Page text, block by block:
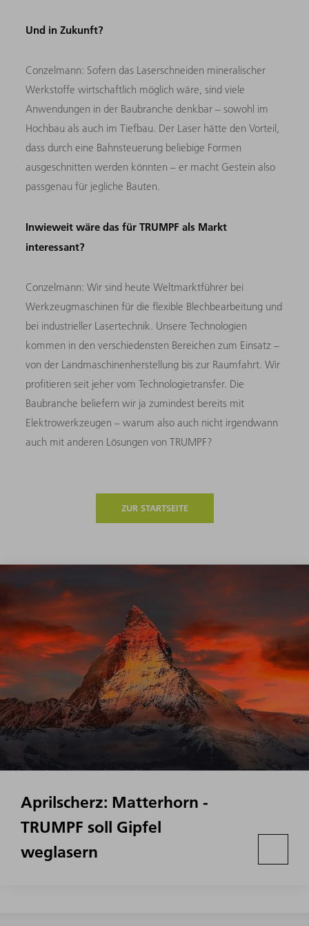
Und in Zukunft?
Conzelmann: Sofern das Laserschneiden mineralischer
Werkstoffe wirtschaftlich möglich wäre, sind viele
Anwendungen in der Baubranche denkbar – sowohl im
Hochbau als auch im Tiefbau. Der Laser hätte den Vorteil,
dass durch eine Bahnsteuerung beliebige Formen
ausgeschnitten werden könnten – er macht Gestein also
passgenau für jegliche Bauten.
Inwieweit wäre das für TRUMPF als Markt
interessant?
Conzelmann: Wir sind heute Weltmarktführer bei
Werkzeugmaschinen für die flexible Blechbearbeitung und
bei industrieller Lasertechnik. Unsere Technologien
kommen in den verschiedensten Bereichen zum Einsatz –
von der Landmaschinenherstellung bis zur Raumfahrt. Wir
profitieren seit jeher vom Technologietransfer. Die
Baubranche beliefern wir ja zumindest bereits mit
Elektrowerkzeugen – warum also auch nicht irgendwann
auch mit anderen Lösungen von TRUMPF?
ZUR STARTSEITE
Aprilscherz: Matterhorn -
TRUMPF soll Gipfel
weglasern